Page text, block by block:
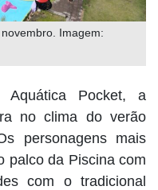
Imagem:
Pocket, a
no clima do verão
personagens mais
palco da Piscina com
com o tradicional